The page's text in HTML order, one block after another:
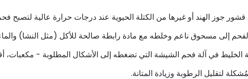
جوز الهند أو غيرها من الكتلة الحيوية عند درجات حرارة عالية لتصبح
إلى مسحوق ناعم وخلطه مع مادة رابطة صالحة للأكل (مثل النشا)
الخليط في آلة فحم الشيشة التي تضغطه إلى الأشكال المطلوبة - مكعبات،
لتقليل الرطوبة وزيادة المتانة.